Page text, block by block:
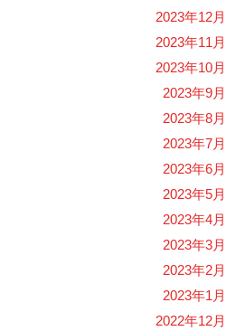
2023年12月
2023年11月
2023年10月
2023年9月
2023年8月
2023年7月
2023年6月
2023年5月
2023年4月
2023年3月
2023年2月
2023年1月
2022年12月